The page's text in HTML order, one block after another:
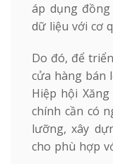
áp dụng
dữ liệu với cơ
Do đó, để
cửa hàng bán
Hiệp hội
chính cần có
lưỡng, xây
cho phù hợp